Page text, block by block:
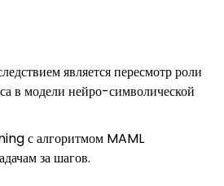
является пересмотр роли
в модели нейро-символической
с алгоритмом MAML
за шагов.